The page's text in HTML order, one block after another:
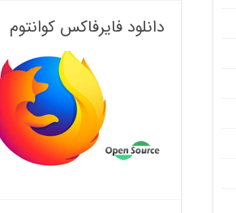
دانلود فایرفاکس کوانتوم